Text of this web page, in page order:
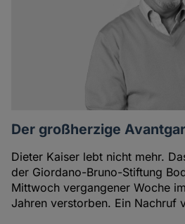
Der großherzige
Dieter Kaiser lebt nicht mehr.
der Giordano-Bruno-Stiftung
Mittwoch vergangener Woche
Jahren verstorben. Ein Nachruf